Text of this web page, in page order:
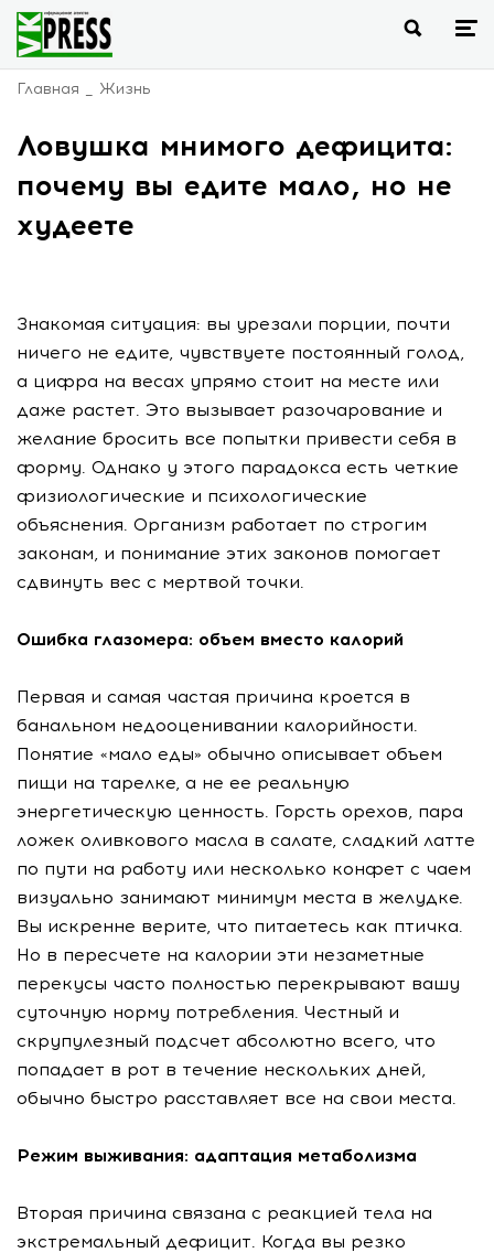
Главная Жизнь
Ловушка мнимого дефицита:
почему вы едите мало, но не
худеете
Знакомая ситуация: вы урезали порции, почти
ничего не едите, чувствуете постоянный голод,
а цифра на весах упрямо стоит на месте или
даже растет. Это вызывает разочарование и
желание бросить все попытки привести себя в
форму. Однако у этого парадокса есть четкие
физиологические и психологические
объяснения. Организм работает по строгим
законам, и понимание этих законов помогает
сдвинуть вес с мертвой точки.
Ошибка глазомера: объем вместо калорий
Первая и самая частая причина кроется в
банальном недооценивании калорийности.
Понятие «мало еды» обычно описывает объем
пищи на тарелке, а не ее реальную
энергетическую ценность. Горсть орехов, пара
ложек оливкового масла в салате, сладкий латте
по пути на работу или несколько конфет с чаем
визуально занимают минимум места в желудке.
Вы искренне верите, что питаетесь как птичка.
Но в пересчете на калории эти незаметные
перекусы часто полностью перекрывают вашу
суточную норму потребления. Честный и
скрупулезный подсчет абсолютно всего, что
попадает в рот в течение нескольких дней,
обычно быстро расставляет все на свои места.
Режим выживания: адаптация метаболизма
Вторая причина связана с реакцией тела на
экстремальный дефицит. Когда вы резко